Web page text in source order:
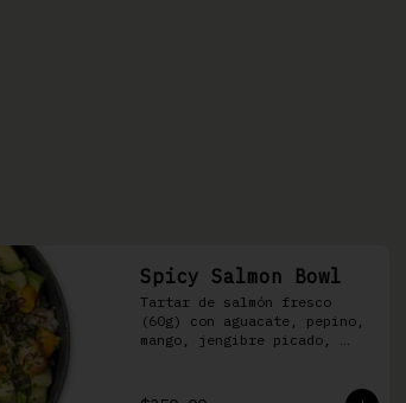
Spicy Salmon Bowl
Tartar de salmón fresco
(60g) con aguacate, pepino,
mango, jengibre picado,
sobre arroz shari